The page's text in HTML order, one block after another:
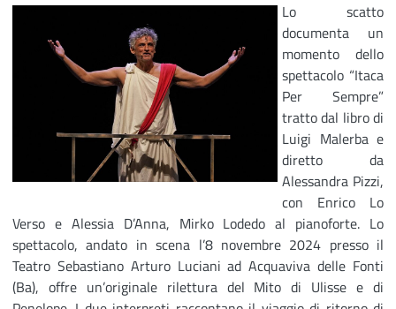
Lo scatto
documenta un
momento dello
spettacolo “Itaca
Per Sempre”
tratto dal libro di
Luigi Malerba e
diretto da
Alessandra Pizzi,
con Enrico Lo
Verso e Alessia D’Anna, Mirko Lodedo al pianoforte. Lo
spettacolo, andato in scena l’8 novembre 2024 presso il
Teatro Sebastiano Arturo Luciani ad Acquaviva delle Fonti
(Ba), offre un’originale rilettura del Mito di Ulisse e di